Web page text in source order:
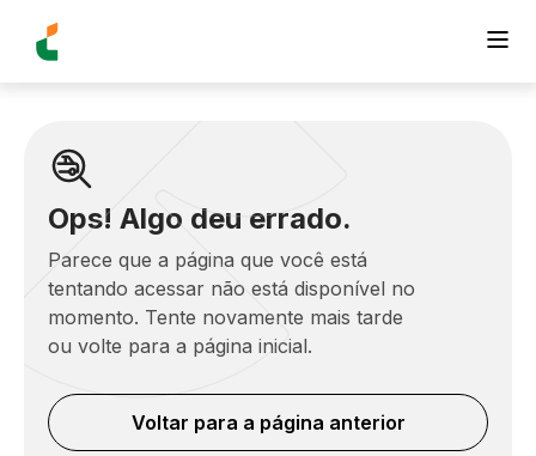
Ops! Algo deu errado.
Parece que a página que você está
tentando acessar não está disponível no
momento. Tente novamente mais tarde
ou volte para a página inicial.
Voltar para a página anterior